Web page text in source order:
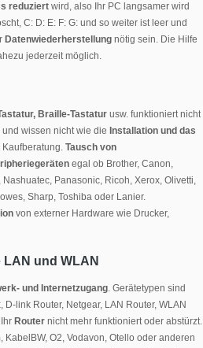
reduziert wird, also Ihr PC langsamer wird
C: D: E: F: G: und so weiter ist leer und
Datenwiederherstellung nötig sein. Die Hilfe
jederzeit möglich.
Braille-Tastatur usw. funktioniert nicht
und wissen nicht wie die Installation und das
Tausch von
egal ob Brother, Canon,
Panasonic, Ricoh, Xerox, Olivetti,
Sharp, Toshiba oder Lanier.
von externer Hardware wie Drucker,
und WLAN
und Internetzugang. Gerätetypen sind
link Router, Netgear, LAN Router, WLAN
Router nicht mehr funktioniert oder abstürzt.
O2, Vodavon, Otello oder anderen